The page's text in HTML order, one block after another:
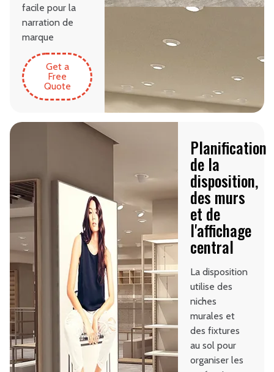
facile pour la
narration de
marque
Get a
Free
Quote
Planification
de la
disposition,
des murs
et de
l'affichage
central
La disposition
utilise des
niches
murales et
des fixtures
au sol pour
organiser les